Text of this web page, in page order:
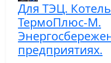
Для ТЭЦ.
ТермоПлюс-М.
предприятиях.